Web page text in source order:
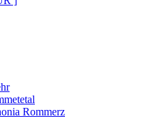
Rommerz